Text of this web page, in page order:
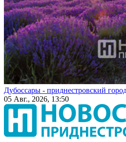
Дубоссары - приднестровский
05 Авг., 2026, 13:50